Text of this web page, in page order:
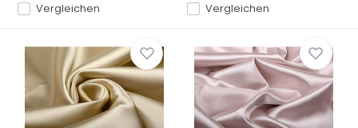
Vergleichen Vergleichen